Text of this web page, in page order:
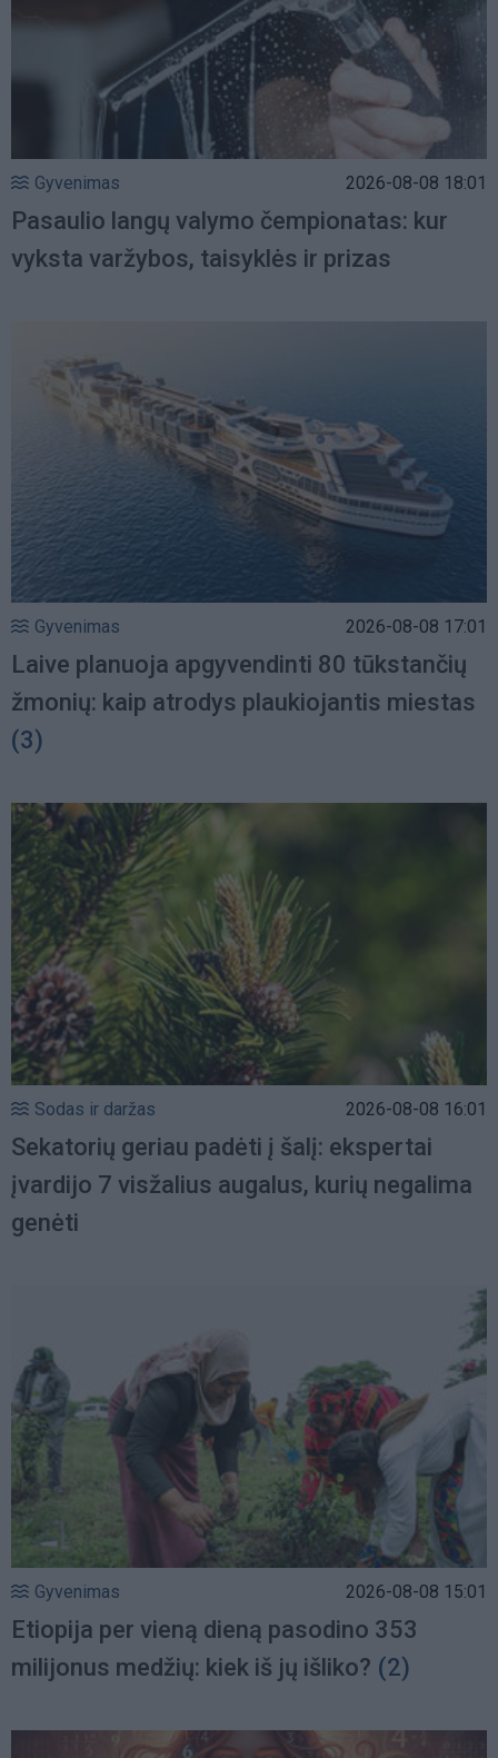
Gyvenimas 2026-08-08 18:01
Pasaulio langų valymo čempionatas: kur
vyksta varžybos, taisyklės ir prizas
Gyvenimas 2026-08-08 17:01
Laive planuoja apgyvendinti 80 tūkstančių
žmonių: kaip atrodys plaukiojantis miestas
(3)
Sodas ir daržas 2026-08-08 16:01
Sekatorių geriau padėti į šalį: ekspertai
įvardijo 7 visžalius augalus, kurių negalima
genėti
Gyvenimas 2026-08-08 15:01
Etiopija per vieną dieną pasodino 353
milijonus medžių: kiek iš jų išliko? (2)